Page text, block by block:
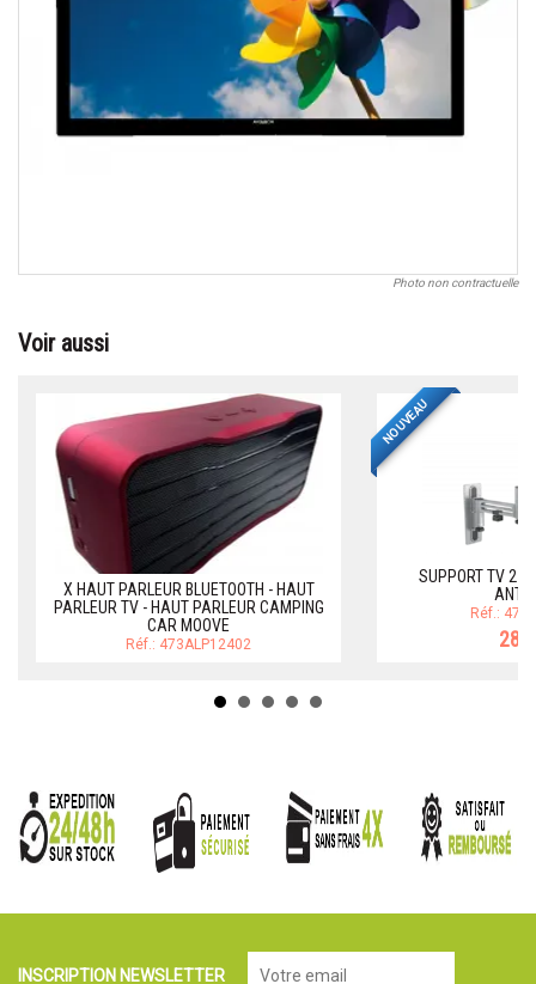
Photo non contractuelle
Voir aussi
X HAUT PARLEUR BLUETOOTH - HAUT
PARLEUR TV - HAUT PARLEUR CAMPING
CAR MOOVE
Réf.: 473ALP12402
NOUVEAU
SUPPORT TV 2
Réf.:
INSCRIPTION NEWSLETTER